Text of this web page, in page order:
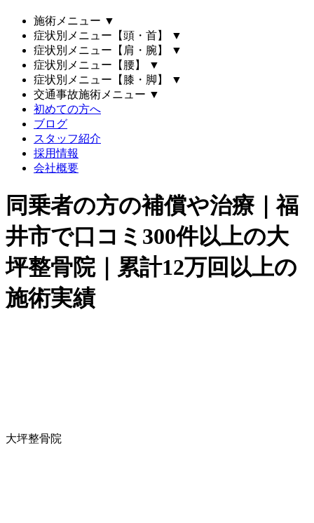
施術メニュー ▼
症状別メニュー【頭・首】
▼
症状別メニュー【肩・腕】
▼
症状別メニュー【腰】
▼
症状別メニュー【膝・脚】
▼
交通事故施術メニュー ▼
初めての方へ
ブログ
スタッフ紹介
採用情報
会社概要
同乗者の方の補償や治療｜福
井市で口コミ300件以上の大
坪整骨院｜累計12万回以上の
施術実績
大坪整骨院